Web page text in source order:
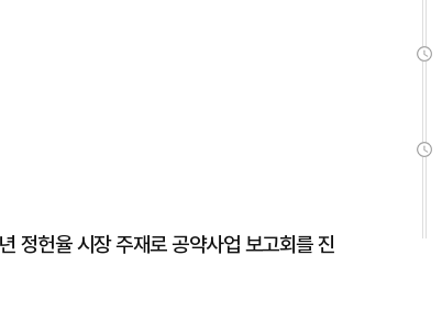
정헌율 시장 주재로 공약사업 보고회를 진